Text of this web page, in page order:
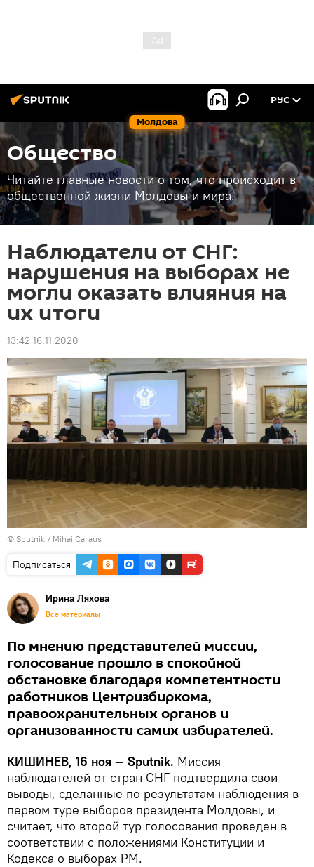
Молдова
РУС
Общество
Читайте главные новости о том, что происходит в
общественной жизни Молдовы и мира.
Наблюдатели от СНГ:
нарушения на выборах не
могли оказать влияния на
их итоги
13:42 16.11.2020
© Sputnik / Mihai Caraus
Подписаться
Ирина Ляхова
Все материалы
По мнению представителей миссии,
голосование прошло в спокойной
обстановке благодаря компетентности
работников Центризбиркома,
правоохранительных органов и
организованности самих избирателей.
КИШИНЕВ, 16 ноя — Sputnik. Миссия
наблюдателей от стран СНГ подтвердила свои
выводы, сделанные по результатам наблюдения в
первом туре выборов президента Молдовы, и
считает, что второй тур голосования проведен в
соответствии с положениями Конституции и
Кодекса о выборах РМ.